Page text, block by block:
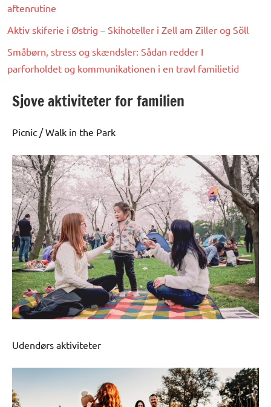
aftenrutine
Aktiv skiferie i Østrig – Skihoteller i Zell am Ziller og Söll
Småbørn, stress og skændsler: Sådan redder I
parforholdet og kommunikationen i en travl familietid
Sjove aktiviteter for familien
Picnic / Walk in the Park
Udendørs aktiviteter